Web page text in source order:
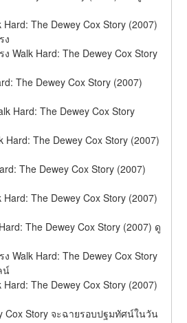
The Dewey Cox Story (2007)
ง
Walk Hard: The Dewey Cox Story
The Dewey Cox Story (2007)
Hard: The Dewey Cox Story
Hard: The Dewey Cox Story (2007)
The Dewey Cox Story (2007)
The Dewey Cox Story (2007)
The Dewey Cox Story (2007) ดู
Walk Hard: The Dewey Cox Story
น์
The Dewey Cox Story (2007)
Cox Story จะฉายรอบปฐมทัศน์ในวัน